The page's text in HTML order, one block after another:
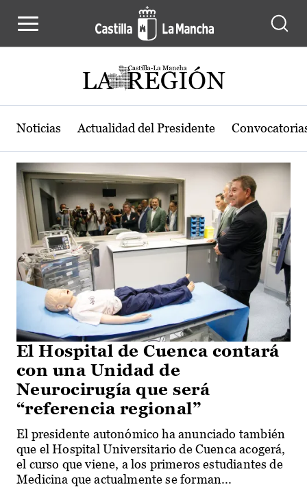
Actualidad de la región de Castilla-
Noticias Actualidad del Presidente
El Hospital de Cuenca contará
con una Unidad de
Neurocirugía que será
“referencia regional”
El presidente autonómico ha anunciado también
que el Hospital Universitario de Cuenca acogerá,
el curso que viene, a los primeros estudiantes de
Medicina que actualmente se forman...